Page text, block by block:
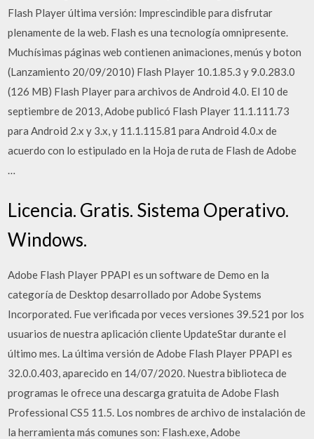
Flash Player última versión: Imprescindible para disfrutar
plenamente de la web. Flash es una tecnología omnipresente.
Muchísimas páginas web contienen animaciones, menús y boton
(Lanzamiento 20/09/2010) Flash Player 10.1.85.3 y 9.0.283.0
(126 MB) Flash Player para archivos de Android 4.0. El 10 de
septiembre de 2013, Adobe publicó Flash Player 11.1.111.73
para Android 2.x y 3.x, y 11.1.115.81 para Android 4.0.x de
acuerdo con lo estipulado en la Hoja de ruta de Flash de Adobe
Licencia. Gratis. Sistema Operativo.
Windows.
Adobe Flash Player PPAPI es un software de Demo en la
categoría de Desktop desarrollado por Adobe Systems
Incorporated. Fue verificada por veces versiones 39.521 por los
usuarios de nuestra aplicación cliente UpdateStar durante el
último mes. La última versión de Adobe Flash Player PPAPI es
32.0.0.403, aparecido en 14/07/2020. Nuestra biblioteca de
programas le ofrece una descarga gratuita de Adobe Flash
Professional CS5 11.5. Los nombres de archivo de instalación de
la herramienta más comunes son: Flash.exe, Adobe